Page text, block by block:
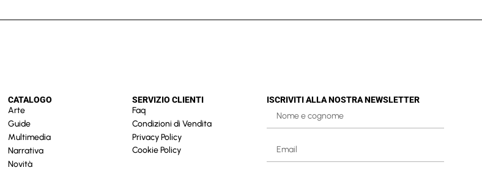
CATALOGO
Arte
Guide
Multimedia
Narrativa
Novità
SERVIZIO CLIENTI
Faq
Condizioni di Vendita
Privacy Policy
Cookie Policy
ISCRIVITI ALLA NOSTRA NEWSLETTER